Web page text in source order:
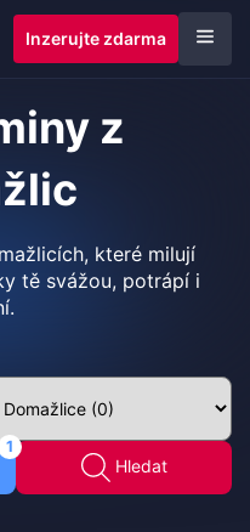
Inzerujte zdarma
z
které milují
tě svážou, potrápí i
1
Hledat